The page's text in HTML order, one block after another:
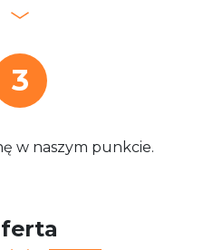
3
w naszym punkcie.